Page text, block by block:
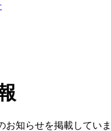
お知らせを掲載していま